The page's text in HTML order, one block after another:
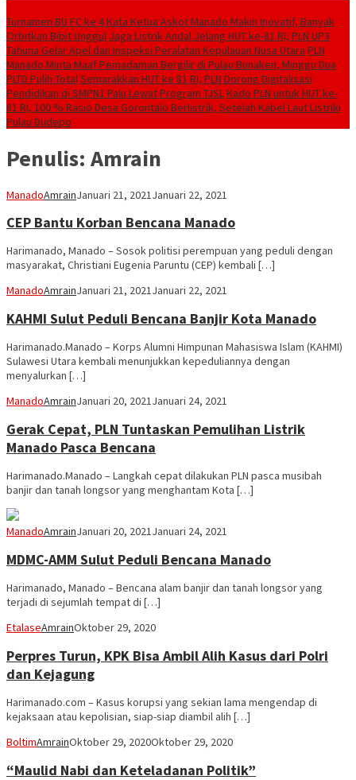
Turnamen BU FC ke 4 Kata Ketua Askot Manado Makin Inovatif, Banyak
Orbitkan Bibit Unggul Jaga Listrik Andal Jelang HUT ke-81 RI, PLN UP3
Tahuna Gelar Apel dan Inspeksi Peralatan Kepulauan Nusa Utara PLN
Manado Minta Maaf Pemadaman Bergilir di Pulau Bunaken, Minggu Dua
PLTD Pulih TotalSemarakkan HUT ke 81 RI, PLN Dorong Digitalisasi
Pendidikan di SMPN1 Palu Lewat Program TJSLKado PLN untuk HUT ke-
81 RI, 100 % Rasio Desa Gorontalo Berlistrik, Setelah Kabel Laut Listriki
Pulau Dudepo
Penulis: Amrain
ManadoAmrainJanuari 21, 2021 Januari 22, 2021
CEP Bantu Korban Bencana Manado
Harimanado, Manado – Sosok politisi perempuan yang peduli dengan
masyarakat, Christiani Eugenia Paruntu (CEP) kembali […]
ManadoAmrainJanuari 21, 2021Januari 22, 2021
KAHMI Sulut Peduli Bencana Banjir Kota Manado
Harimanado.Manado – Korps Alumni Himpunan Mahasiswa Islam (KAHMI)
Sulawesi Utara kembali menunjukkan kepeduliannya dengan
menyalurkan […]
ManadoAmrainJanuari 20, 2021Januari 24, 2021
Gerak Cepat, PLN Tuntaskan Pemulihan Listrik
Manado Pasca Bencana
Harimanado.Manado – Langkah cepat dilakukan PLN pasca musibah
banjir dan tanah longsor yang menghantam Kota […]
ManadoAmrainJanuari 20, 2021Januari 24, 2021
MDMC-AMM Sulut Peduli Bencana Manado
Harimanado, Manado – Bencana alam banjir dan tanah longsor yang
terjadi di sejumlah tempat di […]
EtalaseAmrainOktober 29, 2020
Perpres Turun, KPK Bisa Ambil Alih Kasus dari Polri
dan Kejagung
Harimanado.com – Kasus korupsi yang sekian lama mengendap di
kejaksaan atau kepolisian, siap-siap diambil alih […]
BoltimAmrainOktober 29, 2020Oktober 29, 2020
“Maulid Nabi dan Keteladanan Politik”